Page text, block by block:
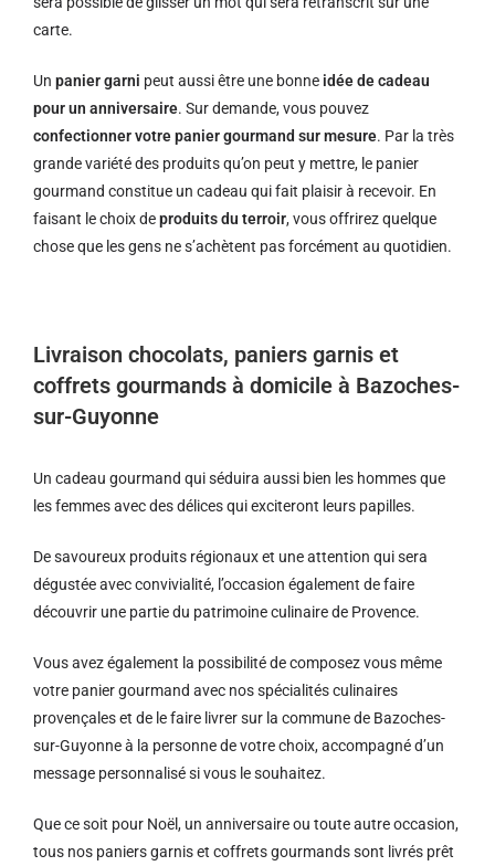
carte.
Un panier garni peut aussi être une bonne idée de cadeau
pour un anniversaire. Sur demande, vous pouvez
confectionner votre panier gourmand sur mesure. Par la très
grande variété des produits qu’on peut y mettre, le panier
gourmand constitue un cadeau qui fait plaisir à recevoir. En
faisant le choix deproduits du terroir, vous offrirez quelque
chose que les gens ne s’achètent pas forcément au quotidien.
Livraison chocolats, paniers garnis et
coffrets gourmands à domicile à Bazoches-
sur-Guyonne
Un cadeau gourmand qui séduira aussi bien les hommes que
les femmes avec des délices qui exciteront leurs papilles.
De savoureux produits régionaux et une attention qui sera
dégustée avec convivialité, l’occasion également de faire
découvrir une partie du patrimoine culinaire de Provence.
Vous avez également la possibilité de composez vous même
votre panier gourmand avec nos spécialités culinaires
provençales et de le faire livrer sur la commune de Bazoches-
sur-Guyonne à la personne de votre choix, accompagné d’un
message personnalisé si vous le souhaitez.
Que ce soit pour Noël, un anniversaire ou toute autre occasion,
tous nos paniers garnis et coffrets gourmands sont livrés prêt